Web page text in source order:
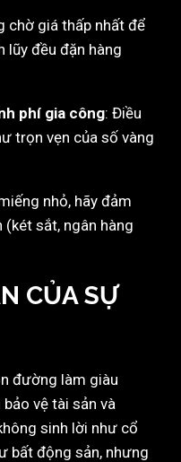
chờ giá thấp nhất để
lũy đều đặn hàng
phí gia công: Điều
trọn vẹn của số vàng
nhỏ, hãy đảm
sắt, ngân hàng
CỦA SỰ
đường làm giàu
vệ tài sản và
sinh lời như cổ
bất động sản, nhưng